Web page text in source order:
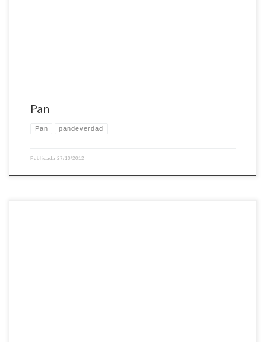
Pan
Pan pandeverdad
Publicada 27/10/2012